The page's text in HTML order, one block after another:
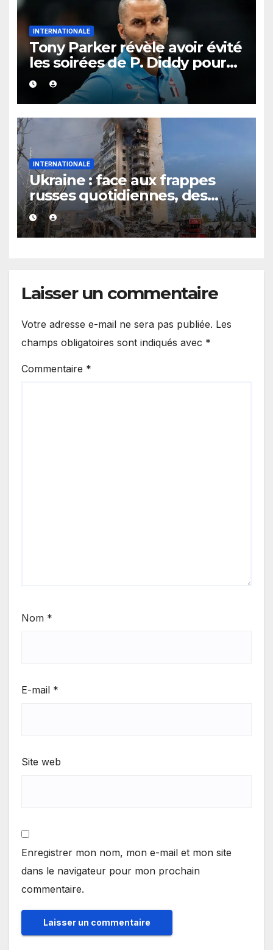
INTERNATIONALE
Tony Parker révèle avoir évité
les soirées de P. Diddy pour
protéger Eva Longoria
INTERNATIONALE
Ukraine : face aux frappes
russes quotidiennes, des
évacuations ordonnées à
Kramatorsk
Laisser un commentaire
Votre adresse e-mail ne sera pas publiée. Les
champs obligatoires sont indiqués avec *
Commentaire *
Nom *
E-mail *
Site web
Enregistrer mon nom, mon e-mail et mon site
dans le navigateur pour mon prochain
commentaire.